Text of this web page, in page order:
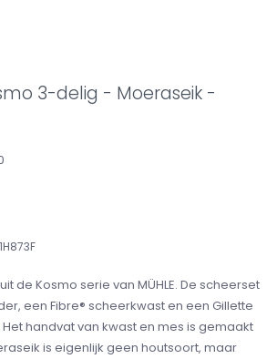
3-delig - Moeraseik -
de Kosmo serie van MÜHLE. De scheerset
een Fibre® scheerkwast en een Gillette
handvat van kwast en mes is gemaakt
is eigenlijk geen houtsoort, maar